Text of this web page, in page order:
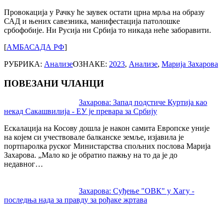
Провокација у Рачку ће заувек остати црна мрља на образу
САД и њених савезника, манифестација патолошке
србофобије. Ни Русија ни Србија то никада неће заборавити.
[АМБАСАДА РФ]
РУБРИКА: АнализеОЗНАКЕ: 2023, Анализе, Марија Захарова
ПОВЕЗАНИ ЧЛАНЦИ
Захарова: Запад подстиче Куртија као
некад Сакашвилија - ЕУ је превара за Србију
Ескалација на Косову дошла је након самита Европске уније
на којем си учествовале балканске земље, изјавила је
портпаролка руског Министарства спољних послова Марија
Захарова. „Мало ко је обратио пажњу на то да је до
недавног…
Захарова: Суђење "ОВК" у Хагу -
последња нада за правду за рођаке жртава
navigation